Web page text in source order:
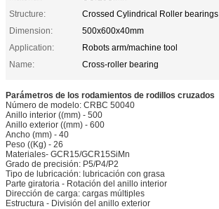
Structure:
Crossed Cylindrical Roller bearings
Dimension:
500x600x40mm
Application:
Robots arm/machine tool
Name:
Cross-roller bearing
Parámetros de los rodamientos de rodillos cruzados
Número de modelo: CRBC 50040
Anillo interior ((mm) - 500
Anillo exterior ((mm) - 600
Ancho (mm) - 40
Peso ((Kg) - 26
Materiales- GCR15/GCR15SiMn
Grado de precisión: P5/P4/P2
Tipo de lubricación: lubricación con grasa
Parte giratoria - Rotación del anillo interior
Dirección de carga: cargas múltiples
Estructura - División del anillo exterior